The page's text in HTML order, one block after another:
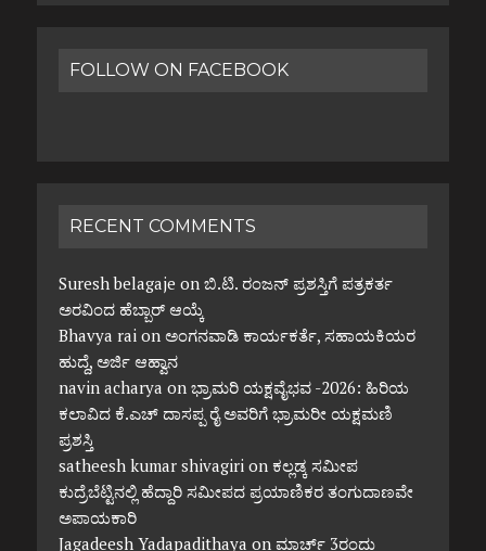
FOLLOW ON FACEBOOK
RECENT COMMENTS
Suresh belagaje on ಬಿ.ಟಿ. ರಂಜನ್ ಪ್ರಶಸ್ತಿಗೆ ಪತ್ರಕರ್ತ
ಅರವಿಂದ ಹೆಬ್ಬಾರ್ ಆಯ್ಕೆ
Bhavya raion ಅಂಗನವಾಡಿ ಕಾರ್ಯಕರ್ತೆ, ಸಹಾಯಕಿಯರ
ಹುದ್ದೆ, ಅರ್ಜಿ ಆಹ್ವಾನ
navin acharya on ಭ್ರಾಮರಿ ಯಕ್ಷವೈಭವ -2026: ಹಿರಿಯ
ಕಲಾವಿದ ಕೆ.ಎಚ್ ದಾಸಪ್ಪ ರೈ ಅವರಿಗೆ ಭ್ರಾಮರೀ ಯಕ್ಷಮಣಿ
ಪ್ರಶಸ್ತಿ
satheesh kumar shivagirion ಕಲ್ಲಡ್ಕ ಸಮೀಪ
ಕುದ್ರೆಬೆಟ್ಟಿನಲ್ಲಿ ಹೆದ್ದಾರಿ ಸಮೀಪದ ಪ್ರಯಾಣಿಕರ ತಂಗುದಾಣವೇ
ಅಪಾಯಕಾರಿ
Jagadeesh Yadapadithaya on ಮಾರ್ಚ್ 3ರಂದು